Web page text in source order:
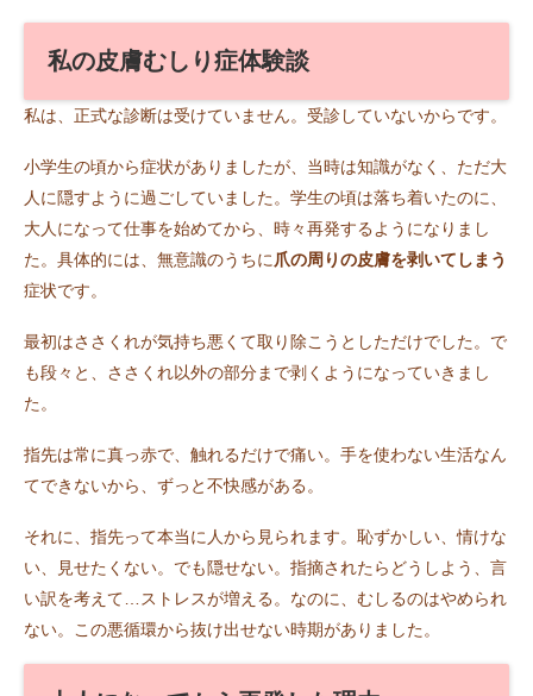
私の皮膚むしり症体験談
私は、正式な診断は受けていません。受診していないからです。
小学生の頃から症状がありましたが、当時は知識がなく、ただ大
人に隠すように過ごしていました。学生の頃は落ち着いたのに、
大人になって仕事を始めてから、時々再発するようになりまし
た。具体的には、無意識のうちに 爪の周りの皮膚を剥いてしまう
症状です。
最初はささくれが気持ち悪くて取り除こうとしただけでした。で
も段々と、ささくれ以外の部分まで剥くようになっていきまし
た。
指先は常に真っ赤で、触れるだけで痛い。手を使わない生活なん
てできないから、ずっと不快感がある。
それに、指先って本当に人から見られます。恥ずかしい、情けな
い、見せたくない。でも隠せない。指摘されたらどうしよう、言
い訳を考えて…ストレスが増える。なのに、むしるのはやめられ
ない。この悪循環から抜け出せない時期がありました。